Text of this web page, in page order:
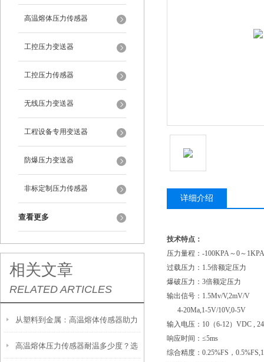
高温熔体压力传感器
工控压力变送器
工控压力传感器
无线压力变送器
工程设备专用变送器
防爆压力变送器
非标定制压力传感器
查看更多
相关文章
RELATED ARTICLES
从塑料到金属：高温熔体传感器助力
制造工艺效率提升
高温熔体压力传感器耐温多少度？选
详细介绍
技术特点：
压力量程： -100KPA～0～1KPA
过载压力： 1.5倍额定压力
爆破压力： 3倍额定压力
输出信号： 1.5Mv/V,2mV/V
4-20Ma,1-5V/10V,0-5V
输入电压： 10（6-12）VDC ,
响应时间：≤5ms
综合精度： 0.25%FS，